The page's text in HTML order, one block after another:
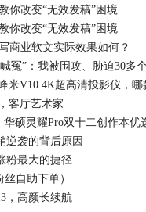
你改变“无效发稿”困境
你改变“无效发稿”困境
商业软文实际效果如何？
冤”：我被围攻、胁迫30多
米V10 4K超高清投影仪，哪
客厅艺术家
硕灵耀Pro双十二创作本优
逆袭的背后原因
粉最大的捷径
自助下单）
，高颜长续航